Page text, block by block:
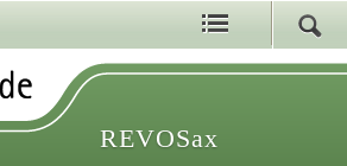
REVOSax